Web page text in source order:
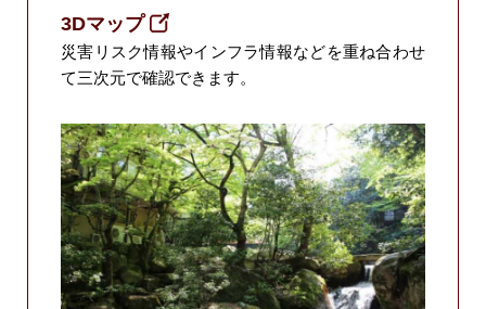
3Dマップ
災害リスク情報やインフラ情報などを重ね合わせ
て三次元で確認できます。